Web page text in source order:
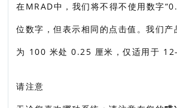
在MRAD中，我们将不得不使用数字
位数字，但表示相同的点击值。我们产
为 100 米处 0.25 厘米，仅适用于
请注意